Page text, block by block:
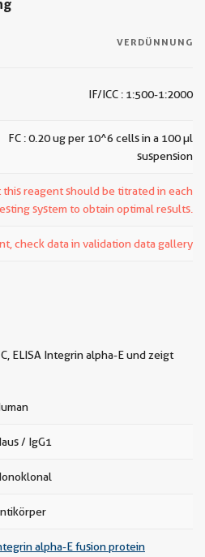
VERDÜNNUNG
IF/ICC : 1:500-1:2000
FC : 0.20 ug per 10^6 cells in a 100 µl
suspension
reagent should be titrated in each
system to obtain optimal results.
check data in validation data gallery
ELISA Integrin alpha-E und zeigt
/ IgG1
alpha-E fusion protein